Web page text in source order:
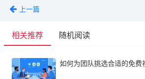
上一篇
相关推荐 随机阅读